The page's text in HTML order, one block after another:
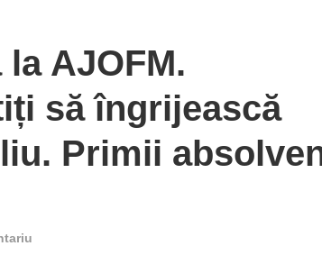
AJOFM.
să îngrijească
Primii